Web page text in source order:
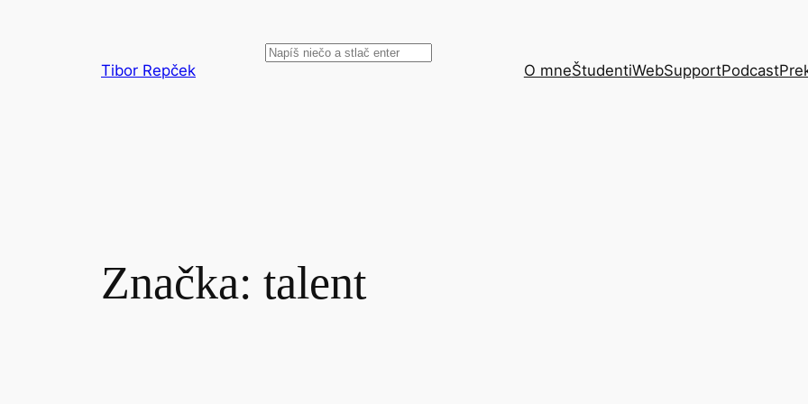
Tibor Repček
Hľadať
O mneŠtudentiWebSupportPodcast
Značka: talent